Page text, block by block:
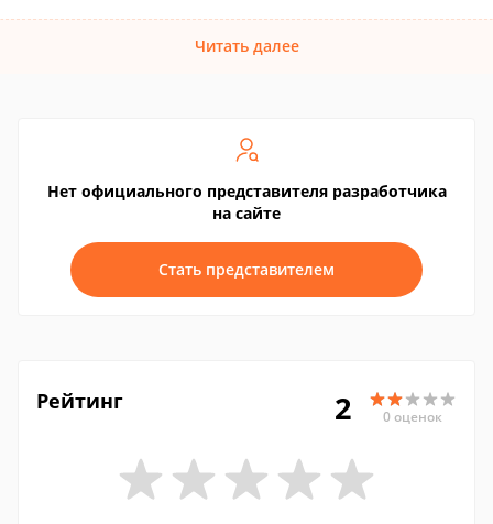
Читать далее
Нет официального представителя разработчика
на сайте
Стать представителем
Рейтинг 2 0 оценок